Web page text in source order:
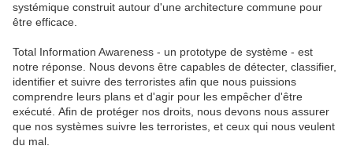
systémique construit autour d'une architecture commune pour
être efficace.
Total Information Awareness - un prototype de système - est
notre réponse. Nous devons être capables de détecter, classifier,
identifier et suivre des terroristes afin que nous puissions
comprendre leurs plans et d'agir pour les empêcher d'être
exécuté. Afin de protéger nos droits, nous devons nous assurer
que nos systèmes suivre les terroristes, et ceux qui nous veulent
du mal.